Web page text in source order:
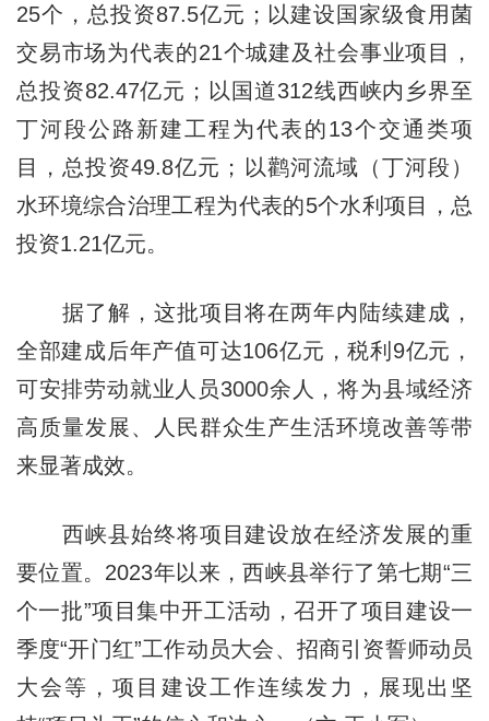
25个，总投资87.5亿元；以建设国家级食用菌
交易市场为代表的21个城建及社会事业项目，
总投资82.47亿元；以国道312线西峡内乡界至
丁河段公路新建工程为代表的13个交通类项
目，总投资49.8亿元；以鹳河流域（丁河段）
水环境综合治理工程为代表的5个水利项目，总
投资1.21亿元。
据了解，这批项目将在两年内陆续建成，
全部建成后年产值可达106亿元，税利9亿元，
可安排劳动就业人员3000余人，将为县域经济
高质量发展、人民群众生产生活环境改善等带
来显著成效。
西峡县始终将项目建设放在经济发展的重
要位置。2023年以来，西峡县举行了第七期“三
个一批”项目集中开工活动，召开了项目建设一
季度“开门红”工作动员大会、招商引资誓师动员
大会等，项目建设工作连续发力，展现出坚